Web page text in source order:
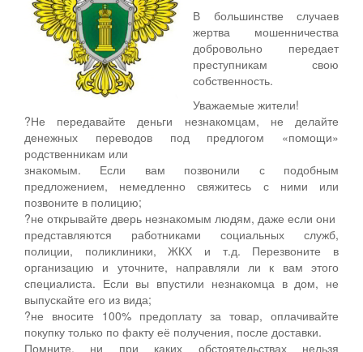
В большинстве случаев
жертва мошенничества
добровольно передает
преступникам свою
собственность.
Уважаемые жители!
?Не передавайте деньги незнакомцам, не делайте
денежных переводов под предлогом «помощи»
родственникам или
знакомым. Если вам позвонили с подобным
предложением, немедленно свяжитесь с ними или
позвоните в полицию;
?не открывайте дверь незнакомым людям, даже если они
представляются работниками социальных служб,
полиции, поликлиники, ЖКХ и т.д. Перезвоните в
организацию и уточните, направляли ли к вам этого
специалиста. Если вы впустили незнакомца в дом, не
выпускайте его из вида;
?не вносите 100% предоплату за товар, оплачивайте
покупку только по факту её получения, после доставки.
Помните, ни при каких обстоятельствах нельзя